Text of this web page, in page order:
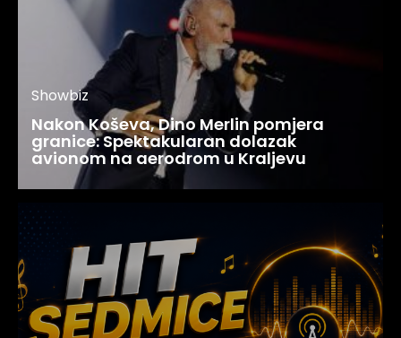
Showbiz
Nakon Koševa, Dino Merlin pomjera
granice: Spektakularan dolazak
avionom na aerodrom u Kraljevu